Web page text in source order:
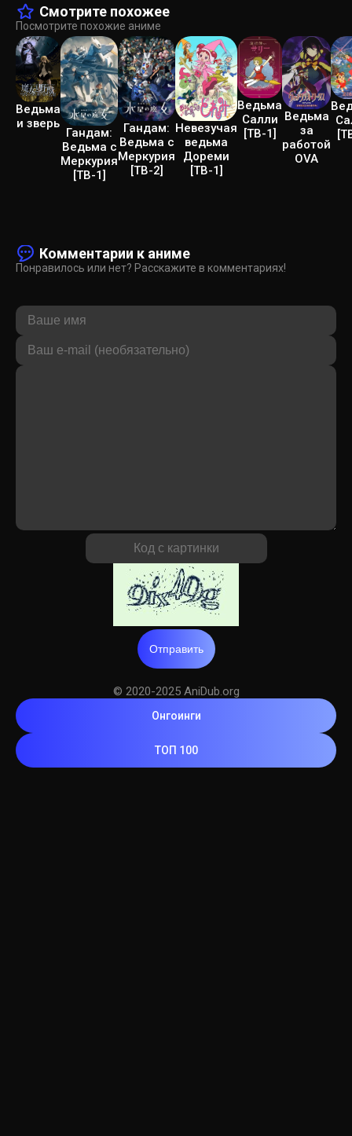
Смотрите похожее
Посмотрите похожие аниме
Ведьма
и зверь
Гандам:
Ведьма с
Меркурия
[ТВ-1]
Гандам:
Ведьма с
Меркурия
[ТВ-2]
Невезучая
ведьма
Дореми
[ТВ-1]
Ведьма
Салли
[ТВ-1]
Ведьма
за
работой
OVA
Комментарии к аниме
Понравилось или нет? Расскажите в комментариях!
Отправить
© 2020-2025 AniDub.org
Онгоинги
ТОП 100